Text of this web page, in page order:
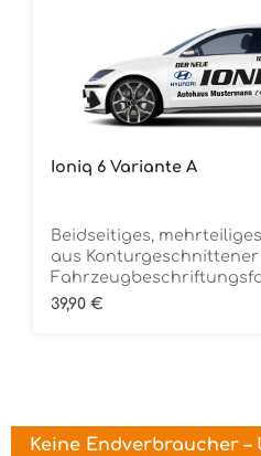
Ioniq 6 Variante A
Beidseitiges,
aus Konturgeschnittener
ÜbertragungstapeDie
Regulärer Preis:
39,90 €
Keine Endverbraucher